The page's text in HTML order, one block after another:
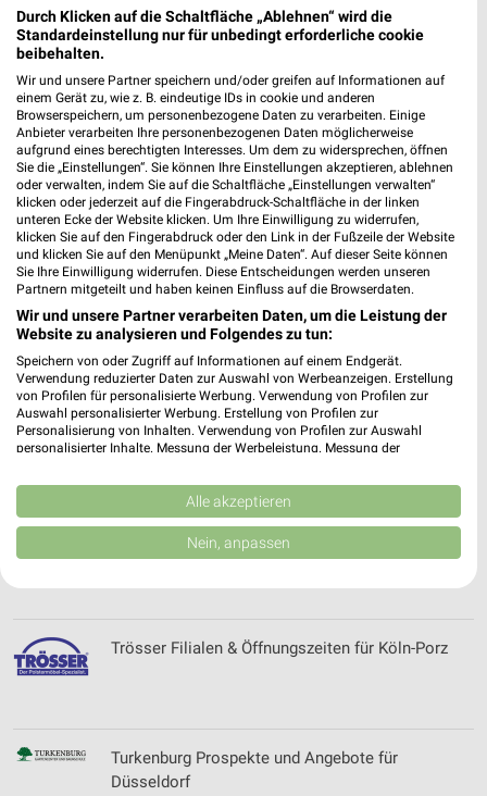
Angebote für Sinzig
Tischlerei Hellekes Filialen & Öffnungszeiten für
Lennestadt
toom Baumarkt Prospekte & Angebote für
Troisdorf
Trends Filialen & Öffnungszeiten für Leverkusen
Trendwerk Katalog und Prospekte für Viersen
trinkgut Online Prospekt für Sankt Augustin
Trösser Filialen & Öffnungszeiten für Köln-Porz
Turkenburg Prospekte und Angebote für
Düsseldorf
Durch Klicken auf die Schaltfläche „Ablehnen“ wird die
Standardeinstellung nur für unbedingt erforderliche cookie
beibehalten.
Wir und unsere Partner speichern und/oder greifen auf Informationen auf
einem Gerät zu, wie z. B. eindeutige IDs in cookie und anderen
Browserspeichern, um personenbezogene Daten zu verarbeiten. Einige
Anbieter verarbeiten Ihre personenbezogenen Daten möglicherweise
aufgrund eines berechtigten Interesses. Um dem zu widersprechen, öffnen
Sie die „Einstellungen“. Sie können Ihre Einstellungen akzeptieren, ablehnen
oder verwalten, indem Sie auf die Schaltfläche „Einstellungen verwalten“
klicken oder jederzeit auf die Fingerabdruck-Schaltfläche in der linken
unteren Ecke der Website klicken. Um Ihre Einwilligung zu widerrufen,
klicken Sie auf den Fingerabdruck oder den Link in der Fußzeile der Website
und klicken Sie auf den Menüpunkt „Meine Daten“. Auf dieser Seite können
Sie Ihre Einwilligung widerrufen. Diese Entscheidungen werden unseren
Partnern mitgeteilt und haben keinen Einfluss auf die Browserdaten.
Wir und unsere Partner verarbeiten Daten, um die Leistung der
Website zu analysieren und Folgendes zu tun:
Speichern von oder Zugriff auf Informationen auf einem Endgerät.
Verwendung reduzierter Daten zur Auswahl von Werbeanzeigen. Erstellung
von Profilen für personalisierte Werbung. Verwendung von Profilen zur
Auswahl personalisierter Werbung. Erstellung von Profilen zur
Personalisierung von Inhalten. Verwendung von Profilen zur Auswahl
personalisierter Inhalte. Messung der Werbeleistung. Messung der
Kombinationen von Daten aus verschiedenen Quellen. Entwicklung und
Verbesserung der Angebote. Verwendung reduzierter Daten zur Auswahl
von Inhalten.
Daten können außerhalb der Europäischen Union weitergegeben und in die
USA gesendet werden.
Website/App.
Wir nutzen Ihre Daten für folgende Zwecke:
IAB-Verarbeitungszwecke:
Verwendung reduzierter Daten zur Auswahl von
Werbeanzeigen
Alle akzeptieren
Nein, anpassen